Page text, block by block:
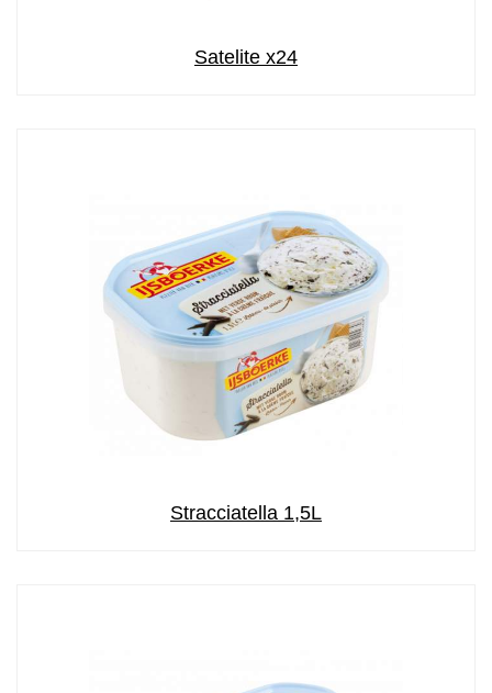
Satelite x24
Stracciatella 1,5L